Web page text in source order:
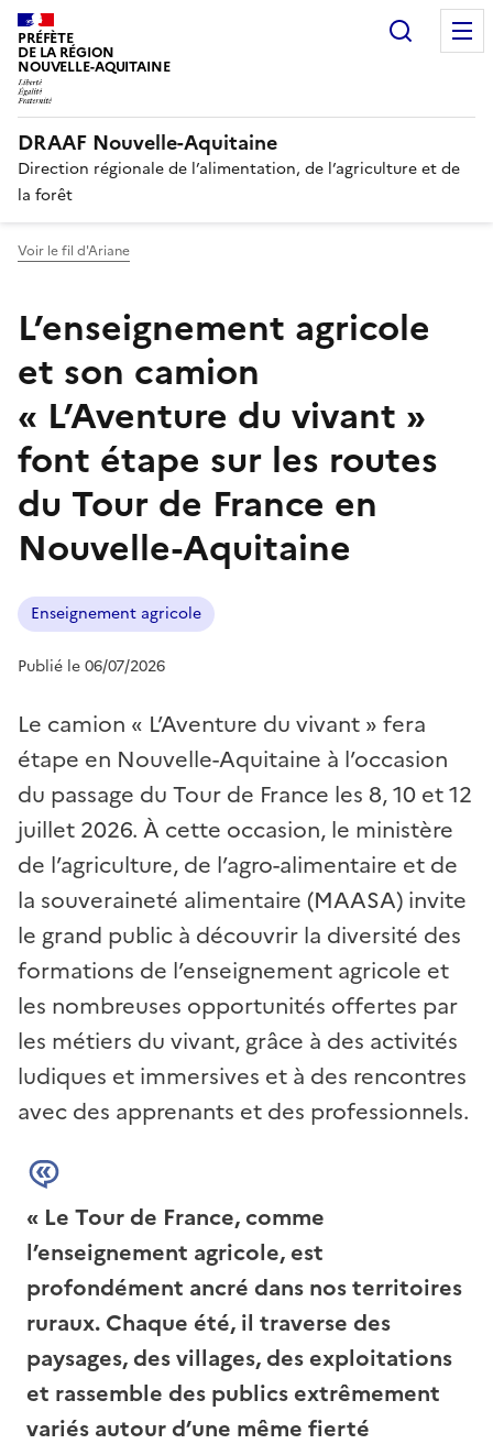
PRÉFÈTE
DE LA RÉGION
NOUVELLE-AQUITAINE
DRAAF Nouvelle-Aquitaine
Direction régionale de l’alimentation, de l’agriculture et de
la forêt
Voir le fil d'Ariane
L’enseignement agricole
et son camion
« L’Aventure du vivant »
font étape sur les routes
du Tour de France en
Nouvelle-Aquitaine
Enseignement agricole
Publié le 06/07/2026
Le camion « L’Aventure du vivant » fera
étape en Nouvelle-Aquitaine à l’occasion
du passage du Tour de France les 8, 10 et 12
juillet 2026. À cette occasion, le ministère
de l’agriculture, de l’agro-alimentaire et de
la souveraineté alimentaire (MAASA) invite
le grand public à découvrir la diversité des
formations de l’enseignement agricole et
les nombreuses opportunités offertes par
les métiers du vivant, grâce à des activités
ludiques et immersives et à des rencontres
avec des apprenants et des professionnels.
Le Tour de France, comme
l’enseignement agricole, est
profondément ancré dans nos territoires
ruraux. Chaque été, il traverse des
paysages, des villages, des exploitations
et rassemble des publics extrêmement
variés autour d’une même fierté